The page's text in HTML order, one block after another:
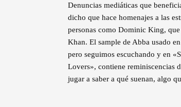
Denuncias mediáticas que
dicho que hace homenajes a las
personas como Dominic King,
Khan. El sample de Abba usado
pero seguimos escuchando y en
Lovers», contiene reminiscencias
jugar a saber a qué suenan, algo